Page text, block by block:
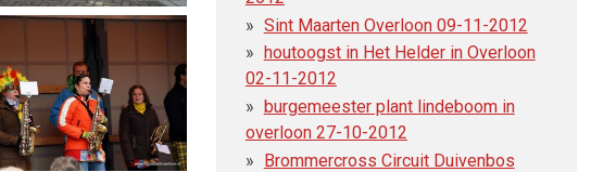
Sint Maarten Overloon 09-11-2012
houtoogst in Het Helder in Overloon
02-11-2012
burgemeester plant lindeboom in
overloon 27-10-2012
Brommercross Circuit Duivenbos